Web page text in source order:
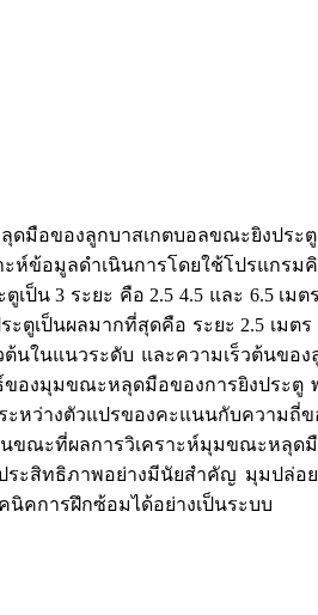
ดมือของลูกบาสเกตบอลขณะยิงประ
ข้อมูลดำเนินการโดยใช้โปรแกรมคิ
ป็น 3 ระยะ คือ 2.5 4.5 และ 6.5 เม
ตูเป็นผลมากที่สุดคือ ระยะ 2.5 เมต
นในแนวระดับ และความเร็วต้นของ
ของมุมขณะหลุดมือของการยิงประ
หว่างตัวแปรของคะแนนกับความถี่ข
ขณะที่ผลการวิเคราะห์มุมขณะหลุด
ะสิทธิภาพอย่างมีนัยสำคัญ มุมปล่อ
คการฝึกซ้อมได้อย่างเป็นระบบ